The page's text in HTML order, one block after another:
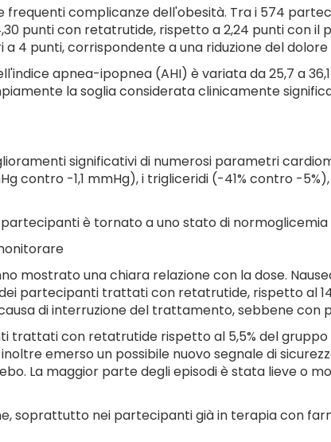
complicanze dell'obesità. Tra i 574
punti con retatrutide, rispetto a 2,24 punti con il
4 punti, corrispondente a una riduzione del dolore
apnea-ipopnea (AHI) è variata da 25,7 a
la soglia considerata clinicamente
significativi di numerosi parametri
-1,1 mmHg), i trigliceridi (-41% contro -
è tornato a uno stato di
mostrato una chiara relazione con la dose.
partecipanti trattati con retatrutide, rispetto al
di interruzione del trattamento, sebbene con
trattati con retatrutide rispetto al 5,5% del
emerso un possibile nuovo segnale di
La maggior parte degli episodi è stata lieve o
soprattutto nei partecipanti già in terapia con